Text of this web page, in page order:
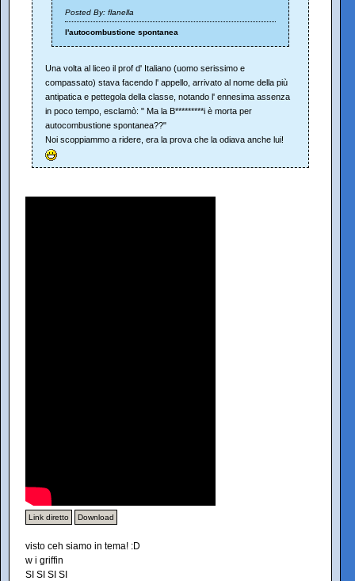
Posted By: flanella
l'autocombustione spontanea
Una volta al liceo il prof d' Italiano (uomo serissimo e
compassato) stava facendo l' appello, arrivato al nome della più
antipatica e pettegola della classe, notando l' ennesima assenza
in poco tempo, esclamò: " Ma la B*********i è morta per
autocombustione spontanea??"
Noi scoppiammo a ridere, era la prova che la odiava anche lui!
Link diretto Download
visto ceh siamo in tema! :D
w i griffin
SI SI SI SI